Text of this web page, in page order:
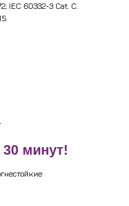
IEC 60332-3 Cat. C.
минут!